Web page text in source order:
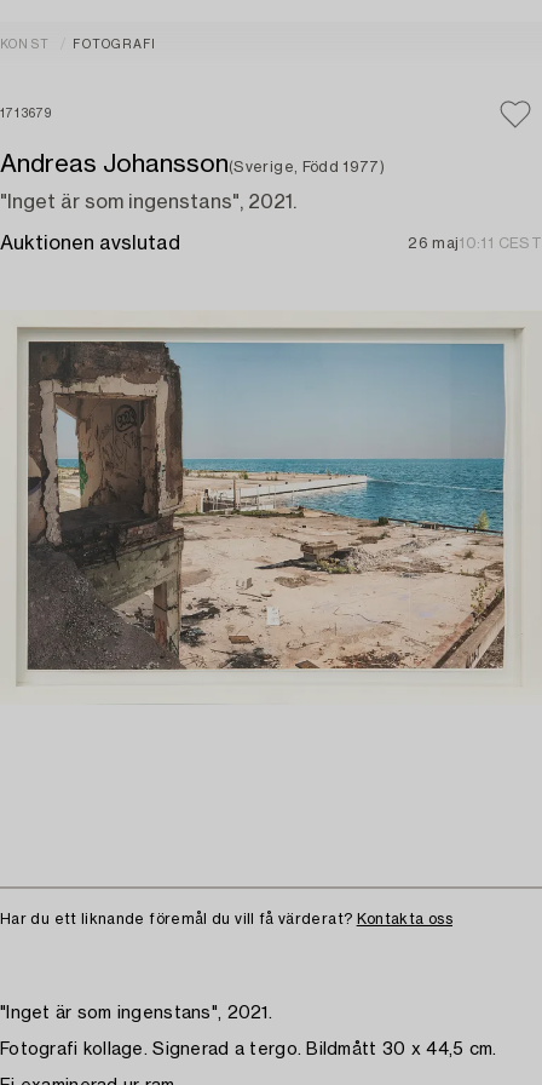
KONST FOTOGRAFI
1713679
Andreas Johansson(Sverige, Född 1977)
"Inget är som ingenstans", 2021.
Auktionen avslutad 26 maj10:11 CEST
Har du ett liknande föremål du vill få värderat? Kontakta oss
"Inget är som ingenstans", 2021.
Fotografi kollage. Signerad a tergo. Bildmått 30 x 44,5 cm.